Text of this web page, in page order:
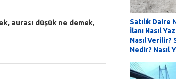
aurası düşük ne demek,
Satılık Daire
İlanı Nasıl
Nasıl Verilir?
Nedir? Nasıl